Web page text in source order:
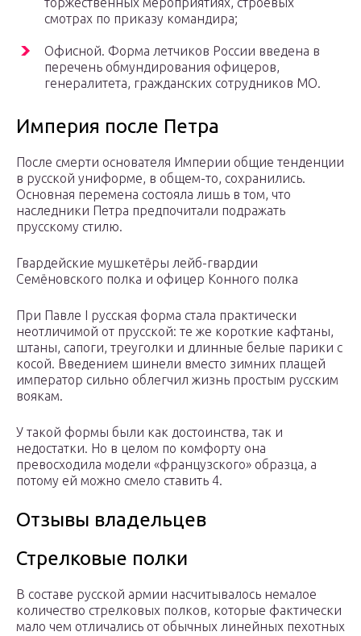
смотрах по приказу командира;
Офисной. Форма летчиков России введена в
перечень обмундирования офицеров,
генералитета, гражданских сотрудников МО.
Империя после Петра
После смерти основателя Империи общие тенденции
в русской униформе, в общем-то, сохранились.
Основная перемена состояла лишь в том, что
наследники Петра предпочитали подражать
прусскому стилю.
Гвардейские мушкетёры лейб-гвардии
Семёновского полка и офицер Конного полка
При Павле I русская форма стала практически
неотличимой от прусской: те же короткие кафтаны,
штаны, сапоги, треуголки и длинные белые парики с
косой. Введением шинели вместо зимних плащей
император сильно облегчил жизнь простым русским
воякам.
У такой формы были как достоинства, так и
недостатки. Но в целом по комфорту она
превосходила модели «французского» образца, а
потому ей можно смело ставить 4.
Отзывы владельцев
Стрелковые полки
В составе русской армии насчитывалось немалое
количество стрелковых полков, которые фактически
мало чем отличались от обычных линейных пехотных